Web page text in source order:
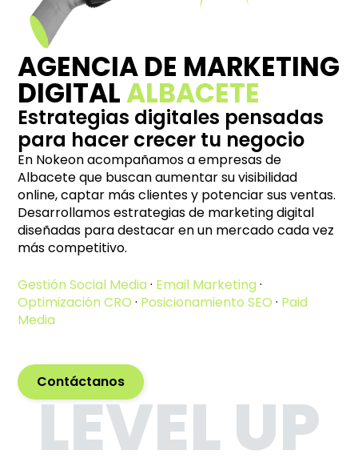
AGENCIA DE MARKETING
DIGITALALBACETE
Estrategias digitales pensadas
para hacer crecer tu negocio
En Nokeon acompañamos a empresas de
Albacete que buscan aumentar su visibilidad
online, captar más clientes y potenciar sus ventas.
Desarrollamos estrategias de marketing digital
diseñadas para destacar en un mercado cada vez
más competitivo.
Gestión Social Media · Email Marketing ·
Optimización CRO · Posicionamiento SEO · Paid
Media
Contáctanos
LEVEL UP